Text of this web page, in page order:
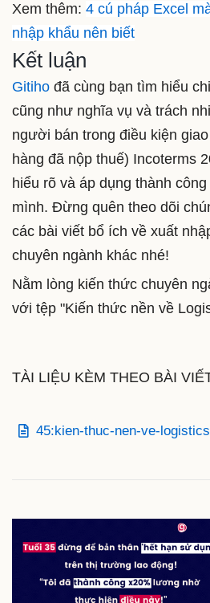
Xem thêm: 4 cú pháp Excel
nhập khẩu nên biết
Kết luận
Gitiho đã cùng bạn tìm hiểu
cũng như nghĩa vụ và trách
người bán trong điều kiện
hàng đã nộp thuế) Incoterms
hiểu rõ và áp dụng thành
mình. Đừng quên theo dõi
các bài viết bổ ích về xuất
chuyên ngành khác nhé!
Nằm lòng kiến thức chuyên
với tệp "Kiến thức nền về
TÀI LIỆU KÈM THEO BÀI
45:kien-thuc-nen-ve-